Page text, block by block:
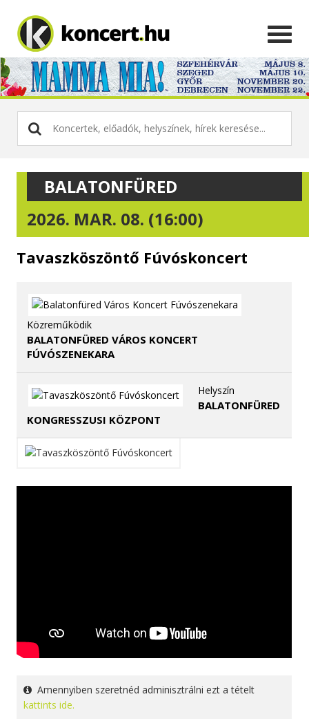
BALATONFÜRED
2026. MAR. 08. (16:00)
Tavaszköszöntő Fúvóskoncert
Közreműködik
BALATONFÜRED VÁROS KONCERT
FÚVÓSZENEKARA
Helyszín
BALATONFÜRED
KONGRESSZUSI KÖZPONT
Amennyiben szeretnéd adminisztrálni ezt a tételt
kattints ide.